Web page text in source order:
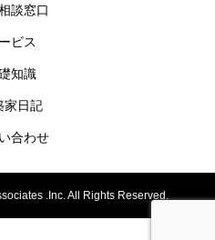
談窓口
ビス
知識
家日記
合わせ
.Inc. All Rights Reserved.